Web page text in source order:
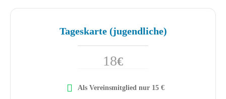
Tageskarte (jugendliche)
18€
Als Vereinsmitglied nur 15 €